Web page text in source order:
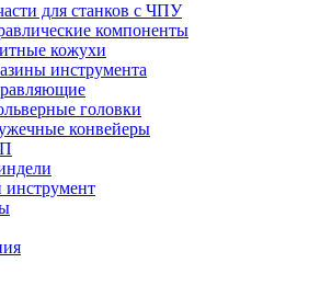
для станков с ЧПУ
компоненты
кожухи
инструмента
головки
конвейеры